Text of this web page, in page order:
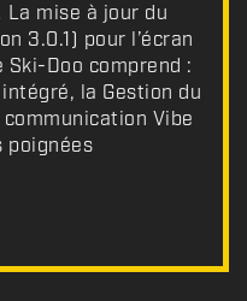
La mise à jour du
3.0.1) pour l’écran
Doo comprend :
la Gestion du
Vibe
poignées